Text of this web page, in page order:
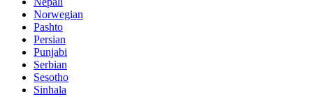
Norwegian
Pashto
Persian
Punjabi
Serbian
Sesotho
Sinhala